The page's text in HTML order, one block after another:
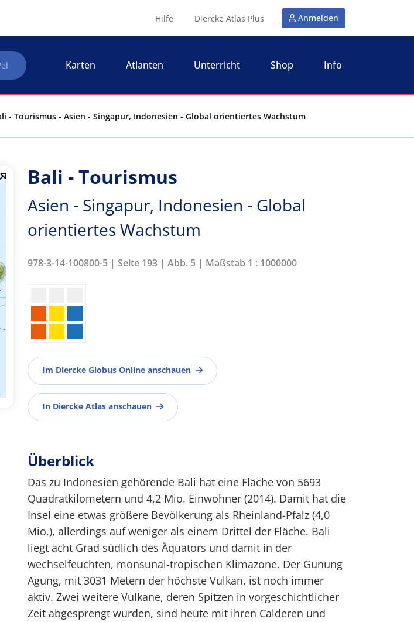
Hilfe Diercke Atlas Plus Anmelden
Karten Atlanten Unterricht Shop Info
- Tourismus - Asien - Singapur, Indonesien - Global orientiertes Wachstum
Bali - Tourismus
Asien - Singapur, Indonesien - Global
orientiertes Wachstum
978-3-14-100800-5 | Seite 193 | Abb. 5 | Maßstab 1 : 1000000
Im Diercke Globus Online anschauen
In Diercke Atlas anschauen
Überblick
Das zu Indonesien gehörende Bali hat eine Fläche von 5693
Quadratkilometern und 4,2 Mio. Einwohner (2014). Damit hat die
Insel eine etwas größere Bevölkerung als Rheinland-Pfalz (4,0
Mio.), allerdings auf weniger als einem Drittel der Fläche. Bali
liegt acht Grad südlich des Äquators und damit in der
wechselfeuchten, monsunal-tropischen Klimazone. Der Gunung
Agung, mit 3031 Metern der höchste Vulkan, ist noch immer
aktiv. Zwei weitere Vulkane, deren Spitzen in vorgeschichtlicher
Zeit abgesprengt wurden, sind heute mit ihren Calderen und